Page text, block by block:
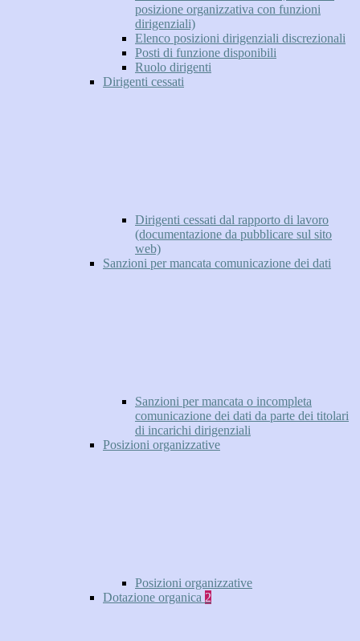
posizione organizzativa con funzioni
dirigenziali)
Elenco posizioni dirigenziali discrezionali
Posti di funzione disponibili
Ruolo dirigenti
Dirigenti cessati
Dirigenti cessati dal rapporto di lavoro
(documentazione da pubblicare sul sito
web)
Sanzioni per mancata comunicazione dei dati
Sanzioni per mancata o incompleta
comunicazione dei dati da parte dei titolari
di incarichi dirigenziali
Posizioni organizzative
Posizioni organizzative
Dotazione organica 2